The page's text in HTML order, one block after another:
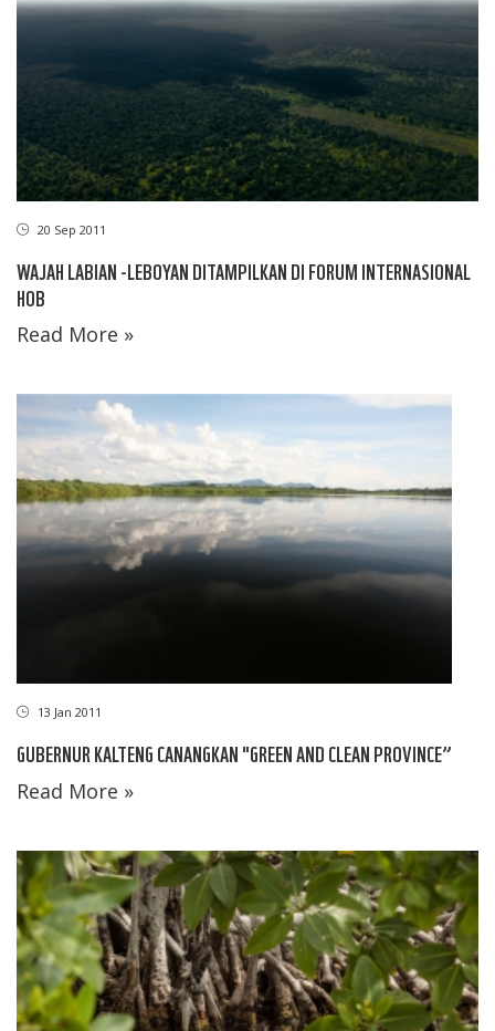
20 Sep 2011
WAJAH LABIAN -LEBOYAN DITAMPILKAN DI FORUM INTERNASIONAL
HOB
Read More »
13 Jan 2011
GUBERNUR KALTENG CANANGKAN "GREEN AND CLEAN PROVINCE”
Read More »